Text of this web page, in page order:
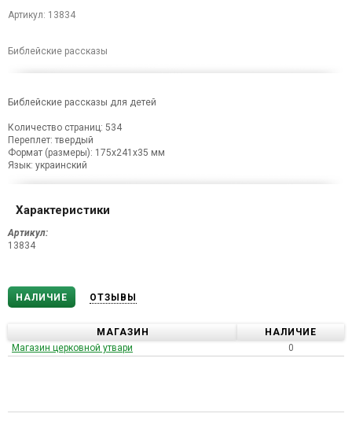
Артикул: 13834
Библейские рассказы
Библейские рассказы для детей
Количество страниц: 534
Переплет: твердый
Формат (размеры): 175х241х35 мм
Язык: украинский
Характеристики
Артикул:
13834
НАЛИЧИЕ ОТЗЫВЫ
МАГАЗИН
НАЛИЧИЕ
Магазин церковной утвари
0